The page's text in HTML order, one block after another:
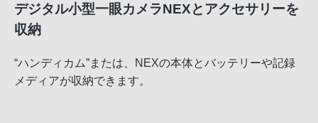
デジタル小型一眼カメラNEXとアクセサリーを
収納
“ハンディカム”または、NEXの本体とバッテリーや記録
メディアが収納できます。